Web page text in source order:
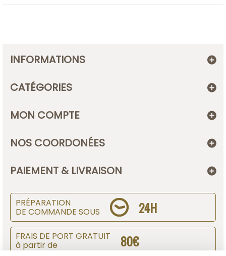
INFORMATIONS
CATÉGORIES
MON COMPTE
NOS COORDONÉES
PAIEMENT & LIVRAISON
PRÉPARATION
DE COMMANDE SOUS 24H
FRAIS DE PORT GRATUIT
à partir de 80€